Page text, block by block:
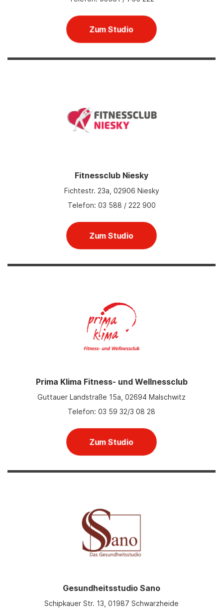
Zum Studio
Fitnessclub Niesky
Fichtestr. 23a, 02906 Niesky
Telefon: 03 588 / 222 900
Zum Studio
Prima Klima Fitness- und Wellnessclub
Guttauer Landstraße 15a, 02694 Malschwitz
Telefon: 03 59 32/3 08 28
Zum Studio
Gesundheitsstudio Sano
Schipkauer Str. 13, 01987 Schwarzheide